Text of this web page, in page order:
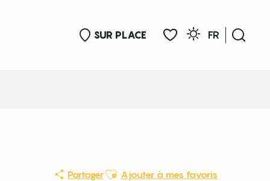
SUR PLACE
FR
PartagerAjouter aux favoris
Ajouter à mes favoris